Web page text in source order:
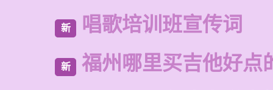
新 唱歌培训班宣传词
新 福州哪里买吉他好点